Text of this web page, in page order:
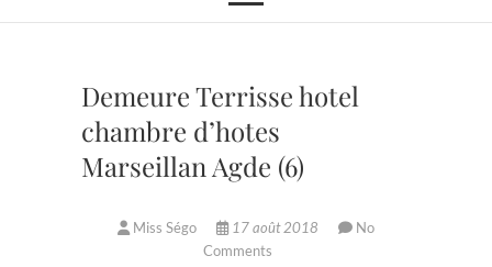
Demeure Terrisse hotel
chambre d’hotes
Marseillan Agde (6)
Miss Ségo 17 août 2018
No
Comments